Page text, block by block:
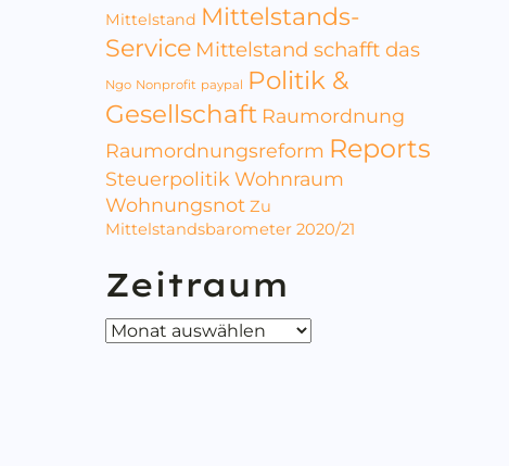
Mittelstand Mittelstands-
Service Mittelstand schafft das
Ngo Nonprofit paypal Politik &
Gesellschaft Raumordnung
Raumordnungsreform Reports
Steuerpolitik Wohnraum
Wohnungsnot Zu
Mittelstandsbarometer 2020/21
Zeitraum
Zeitraum